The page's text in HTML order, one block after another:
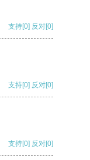
支持[0] 反对[0]
支持[0] 反对[0]
支持[0] 反对[0]